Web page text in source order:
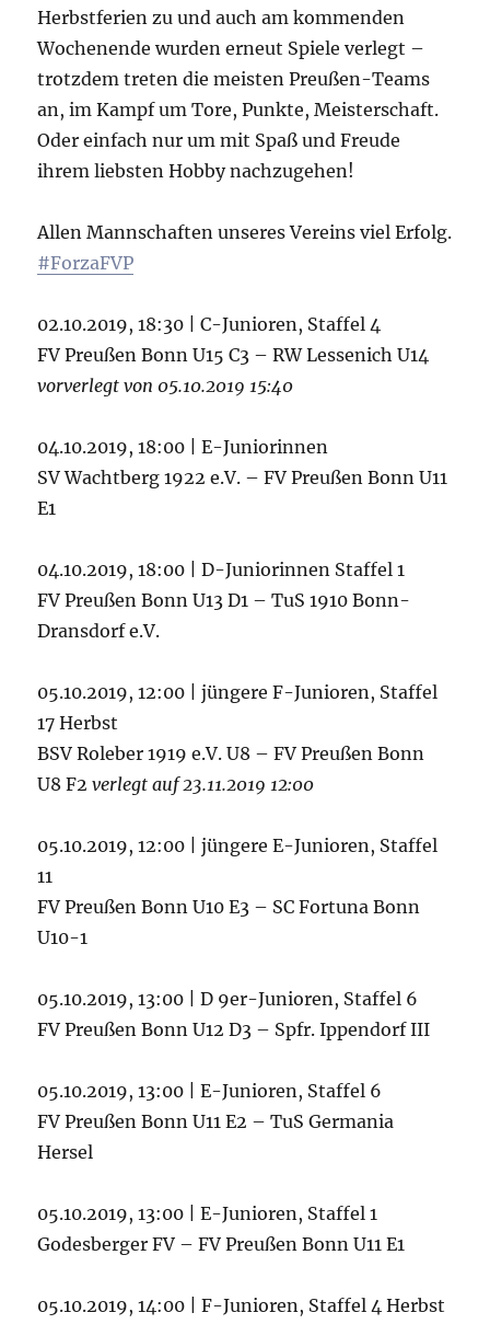
Herbstferien zu und auch am kommenden
Wochenende wurden erneut Spiele verlegt –
trotzdem treten die meisten Preußen-Teams
an, im Kampf um Tore, Punkte, Meisterschaft.
Oder einfach nur um mit Spaß und Freude
ihrem liebsten Hobby nachzugehen!
Allen Mannschaften unseres Vereins viel Erfolg.
#ForzaFVP
02.10.2019, 18:30 | C-Junioren, Staffel 4
FV Preußen Bonn U15 C3 – RW Lessenich U14
vorverlegt von 05.10.2019 15:40
04.10.2019, 18:00 | E-Juniorinnen
SV Wachtberg 1922 e.V. – FV Preußen Bonn U11
E1
04.10.2019, 18:00 | D-Juniorinnen Staffel 1
FV Preußen Bonn U13 D1 – TuS 1910 Bonn-
Dransdorf e.V.
05.10.2019, 12:00 | jüngere F-Junioren, Staffel
17 Herbst
BSV Roleber 1919 e.V. U8 – FV Preußen Bonn
U8 F2verlegt auf 23.11.2019 12:00
05.10.2019, 12:00 | jüngere E-Junioren, Staffel
11
FV Preußen Bonn U10 E3 – SC Fortuna Bonn
U10-1
05.10.2019, 13:00 | D 9er-Junioren, Staffel 6
FV Preußen Bonn U12 D3 – Spfr. Ippendorf III
05.10.2019, 13:00 | E-Junioren, Staffel 6
FV Preußen Bonn U11 E2 – TuS Germania
Hersel
05.10.2019, 13:00 | E-Junioren, Staffel 1
Godesberger FV – FV Preußen Bonn U11 E1
05.10.2019, 14:00 | F-Junioren, Staffel 4 Herbst